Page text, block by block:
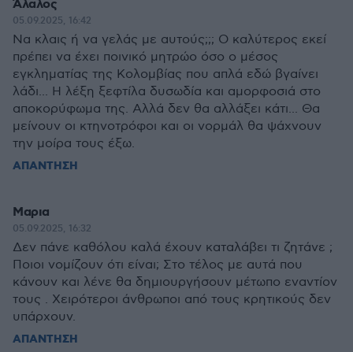
Άλαλος
05.09.2025, 16:42
Να κλαις ή να γελάς με αυτούς;;; Ο καλύτερος εκεί
πρέπει να έχει ποινικό μητρώο όσο ο μέσος
εγκληματίας της Κολομβίας που απλά εδώ βγαίνει
λάδι... Η λέξη ξεφτίλα δυσωδία και αμορφοσιά στο
αποκορύφωμα της. Αλλά δεν θα αλλάξει κάτι... Θα
μείνουν οι κτηνοτρόφοι και οι νορμάλ θα ψάχνουν
την μοίρα τους έξω.
ΑΠΑΝΤΗΣΗ
Μαρια
05.09.2025, 16:32
Δεν πάνε καθόλου καλά έχουν καταλάβει τι ζητάνε ;
Ποιοι νομίζουν ότι είναι; Στο τέλος με αυτά που
κάνουν και λένε θα δημιουργήσουν μέτωπο εναντίον
τους . Χειρότεροι άνθρωποι από τους κρητικούς δεν
υπάρχουν.
ΑΠΑΝΤΗΣΗ